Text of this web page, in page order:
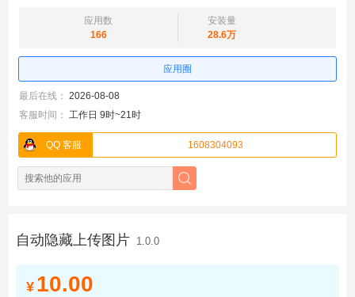
应用数
166
安装量
28.6万
应用圈
最后在线： 2026-08-08
客服时间： 工作日 9时~21时
QQ 客服 1608304093
自动隐藏上传图片 1.0.0
¥ 10.00